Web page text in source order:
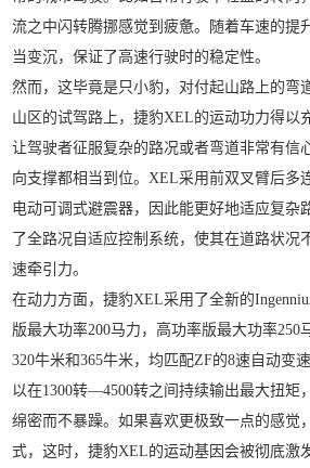
流之中闪转腾挪感觉到疲惫。随着车速的提
当变沉，保证了高速行驶时的稳定性。
然而，这毕竟是只小豹，对付起山路上的弯
山区的试驾路上，捷豹XEL的运动功力得以
让驾驶者征服复杂的路况或者弯道非常有信
向支撑都相当到位。XEL采用前双叉臂后多
电动可调式避震器，因此能更好地适应复杂
了全路况自适应控制系统，使其在道路状况
速牵引力。
在动力方面，捷豹XEL采用了全新的
版最大功率200马力，高功率版最大功率250
320牛米和365牛米，均匹配ZF的8速自动变
以在1300转—4500转之间持续输出最大扭矩
绵密而不暴躁。如果喜欢更极致一点的感觉
式，这时，捷豹XEL的运动基因会被彻底激